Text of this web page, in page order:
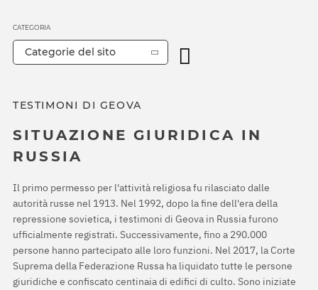
TESTIMONI DI GEOVA
SITUAZIONE GIURIDICA IN
RUSSIA
Il primo permesso per l'attività religiosa fu rilasciato dalle
autorità russe nel 1913. Nel 1992, dopo la fine dell'era della
repressione sovietica, i testimoni di Geova in Russia furono
ufficialmente registrati. Successivamente, fino a 290.000
persone hanno partecipato alle loro funzioni. Nel 2017, la Corte
Suprema della Federazione Russa ha liquidato tutte le persone
giuridiche e confiscato centinaia di edifici di culto. Sono iniziate
CATEGORIA
Categorie del sito